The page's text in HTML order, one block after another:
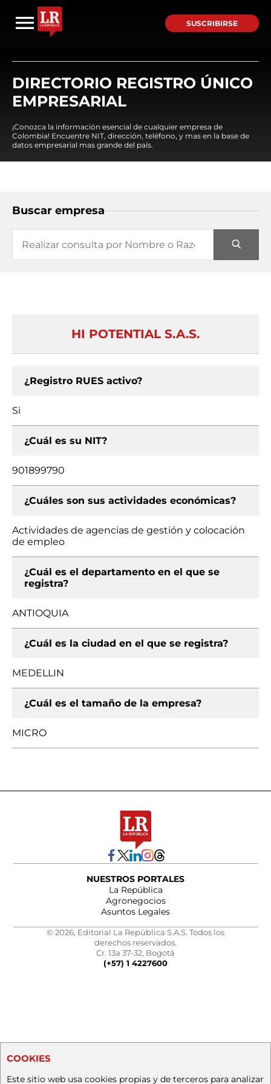
SUSCRIBIRSE
DIRECTORIO REGISTRO ÚNICO
EMPRESARIAL
¡Conozca la información esencial de cualquier empresa de
Colombia! Encuentre NIT, dirección, teléfono, y mas en la base de
datos empresarial mas grande del país.
Buscar empresa
HI POTENTIAL S.A.S.
¿Registro RUES activo?
Si
¿Cuál es su NIT?
901899790
¿Cuáles son sus actividades económicas?
Actividades de agencias de gestión y colocación
de empleo
¿Cuál es el departamento en el que se
registra?
ANTIOQUIA
¿Cuál es la ciudad en el que se registra?
MEDELLIN
¿Cuál es el tamaño de la empresa?
MICRO
NUESTROS PORTALES
La República
Agronegocios
Asuntos Legales
© 2026, Editorial La República S.A.S. Todos los
derechos reservados.
Cr. 13a 37-32, Bogotá
(+57) 1 4227600
COOKIES
Este sitio web usa cookies propias y de terceros para analizar